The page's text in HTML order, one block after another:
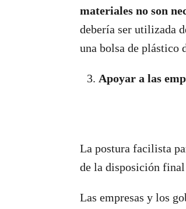
materiales no son
debería ser utilizada
una bolsa de plástico
Apoyar a las
La postura facilista
de la disposición
Las empresas y los